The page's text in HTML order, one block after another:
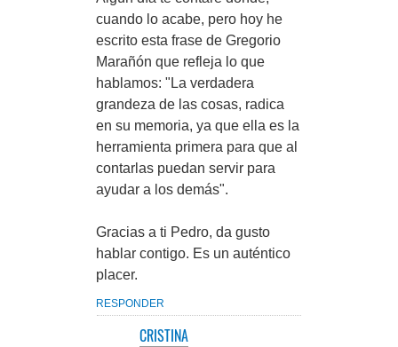
cuando lo acabe, pero hoy he
escrito esta frase de Gregorio
Marañón que refleja lo que
hablamos: "La verdadera
grandeza de las cosas, radica
en su memoria, ya que ella es la
herramienta primera para que al
contarlas puedan servir para
ayudar a los demás".
Gracias a ti Pedro, da gusto
hablar contigo. Es un auténtico
placer.
RESPONDER
CRISTINA